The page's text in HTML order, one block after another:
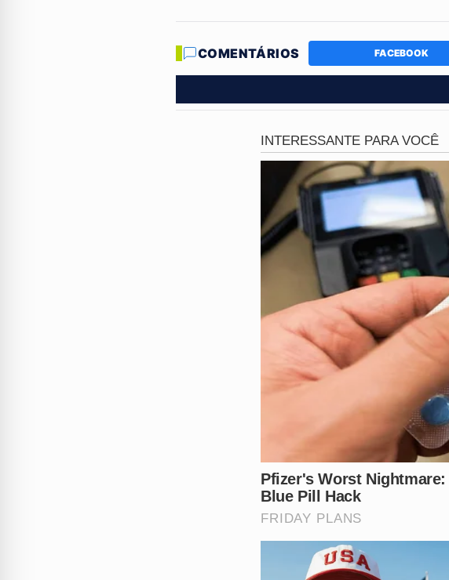
O detalhe mais chocante da investigação
relatou aos familiares que um "tio" teria
ocorrido sem que ninguém pudesse intervir.
A confirmação da violência
A prefeitura informou que a adolescente
violência sexual foram confirmados
registrados recentemente na região do Morro
Caça ao criminoso na
A Polícia Civil do Rio de Janeiro agora
buscam testemunhas e imagens que
comunidade clama por justiça imediata.
O que você acha que deveria acontecer
COMENTÁRIOS FACEBOOK